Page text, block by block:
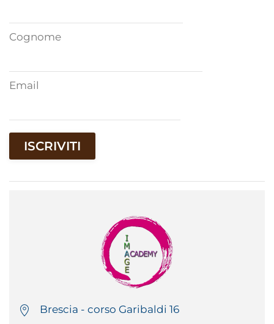
Cognome
Email
Brescia - corso Garibaldi 16